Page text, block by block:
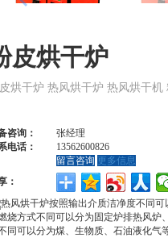
皮烘干炉
烘干炉 热风烘干炉 热风烘干
咨询：
张经理
电话：
13562600826
留言咨询 更多信息
：
按照输出介质洁净度不同
烧方式不同可以分为固定炉排热风炉
同可以分为煤、生物质、石油液化气